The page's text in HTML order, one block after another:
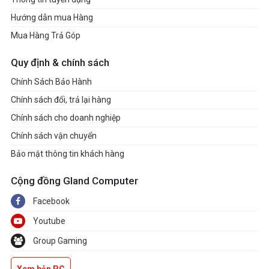
Storage
Total supports 4 x M.2 slots and 2 x SATA
6Gb/s ports
Processors
M.2_1 (Key M), type 2242/2260/2280 (supports
PCIe 5.0x4 mode)
M.2_2 (Key M), type 2242/2260/2280 (supports
PCIe 5.0 x4 mode)
AMD Ryzen™ 8000 Series Desktop Processors
M.2_1 (Key M), type 2242/2260/2280 (supports
PCIe 4.0x4 mode)
M.2_2 (Key M), type 2242/2260/2280 (supports
PCIe 4.0 x4 mode)*
Hướng dẫn mua Hàng
Mua Hàng Trả Góp
Quy định & chính sách
Chính Sách Bảo Hành
Chính sách đổi, trả lại hàng
Chính sách cho doanh nghiệp
Chính sách vận chuyển
Bảo mật thông tin khách hàng
Cộng đồng Gland Computer
Facebook
Youtube
Group Gaming